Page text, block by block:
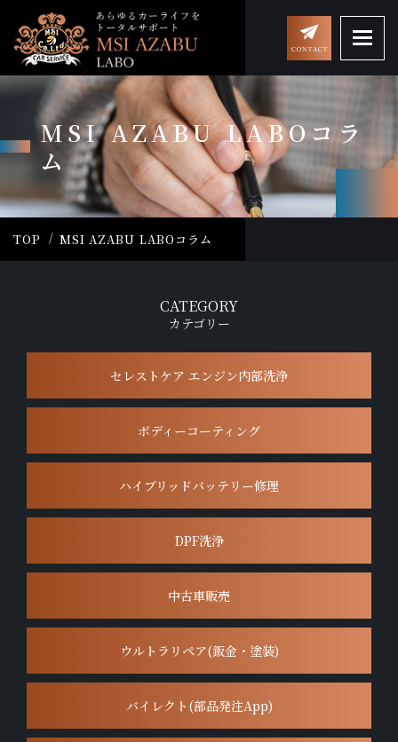
MSI AZABU LABOコラ
ム
TOP MSI AZABU LABOコラム
CATEGORY
カテゴリー
セレストケア エンジン内部洗浄
ボディーコーティング
ハイブリッドバッテリー修理
DPF洗浄
中古車販売
ウルトラリペア(鈑金・塗装)
バイレクト(部品発注App)